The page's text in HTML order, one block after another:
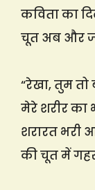
कविता का
चूत अब और
“रेखा, तुम
मेरे शरीर का
शरारत भरी
की चूत में